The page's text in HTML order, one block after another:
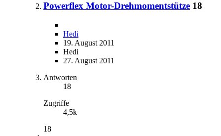
Powerflex Motor-Drehmomentstütze 18
Hedi
19. August 2011
Hedi
27. August 2011
Antworten
18
Zugriffe
4,5k
18